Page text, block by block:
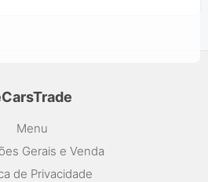
Menu
Gerais e Venda
de Privacidade